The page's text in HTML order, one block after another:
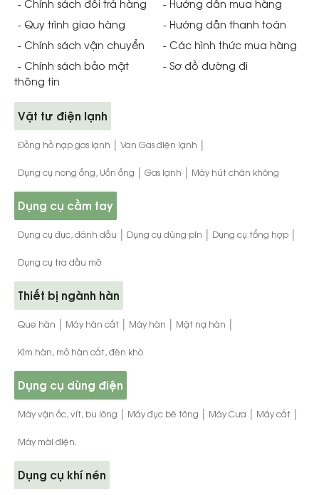
- Chính sách đổi trả hàng
- Quy trình giao hàng
- Chính sách vận chuyển
- Chính sách bảo mật
thông tin
- Hướng dẫn mua hàng
- Hướng dẫn thanh toán
- Các hình thức mua hàng
- Sơ đồ đường đi
Vật tư điện lạnh
Đồng hồ nạp gas lạnh | Van Gas điện lạnh |
Dụng cụ nong ống, Uốn ống | Gas lạnh | Máy hút chân không
Dụng cụ cầm tay
Dụng cụ đục, đánh dấu | Dụng cụ dùng pin | Dụng cụ tổng hợp |
Dụng cụ tra dầu mỡ
Thiết bị ngành hàn
Que hàn | Máy hàn cắt | Máy hàn | Mặt nạ hàn |
Kìm hàn, mỏ hàn cắt, đèn khò
Dụng cụ dùng điện
Máy vặn ốc, vít, bu lông | Máy đục bê tông | Máy Cưa | Máy cắt |
Máy mài điện.
Dụng cụ khí nén